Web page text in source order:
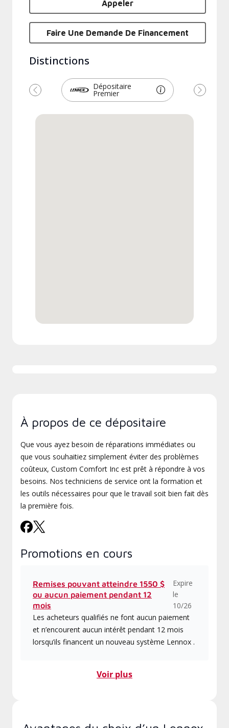
Appeler
Faire Une Demande De Financement
Distinctions
Dépositaire
Premier
Précédent Suivant
À propos de ce dépositaire
Que vous ayez besoin de réparations immédiates ou
que vous souhaitiez simplement éviter des problèmes
coûteux, Custom Comfort Inc est prêt à répondre à vos
besoins. Nos techniciens de service ont la formation et
les outils nécessaires pour que le travail soit bien fait dès
la première fois.
Promotions en cours
Remises pouvant atteindre 1550 $
ou aucun paiement pendant 12
mois
Expire
le
10/26
Les acheteurs qualifiés ne font aucun paiement
et n’encourent aucun intérêt pendant 12 mois
lorsqu’ils financent un nouveau système Lennox .
Voir plus